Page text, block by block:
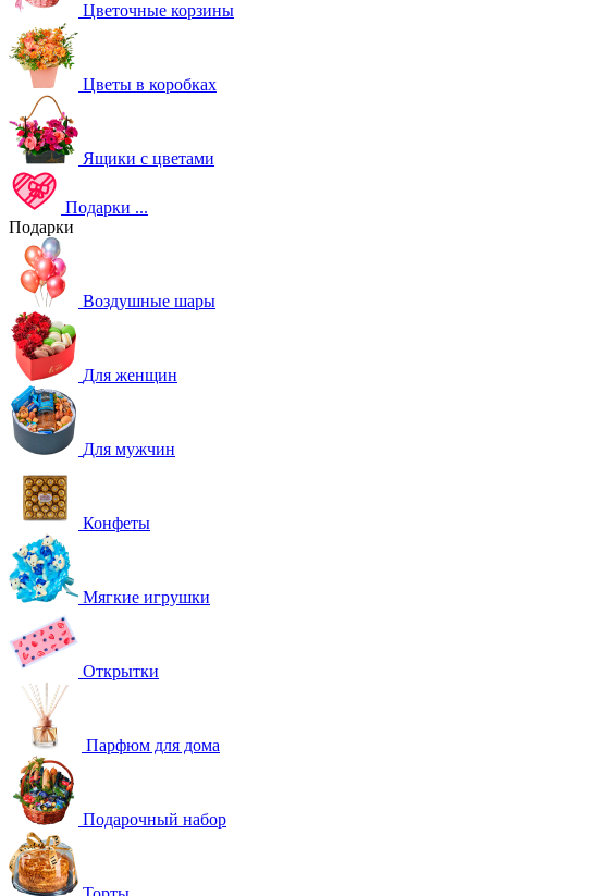
Цветочные корзины
Цветы в коробках
Ящики с цветами
Подарки ...
Подарки
Воздушные шары
Для женщин
Для мужчин
Конфеты
Мягкие игрушки
Открытки
Парфюм для дома
Подарочный набор